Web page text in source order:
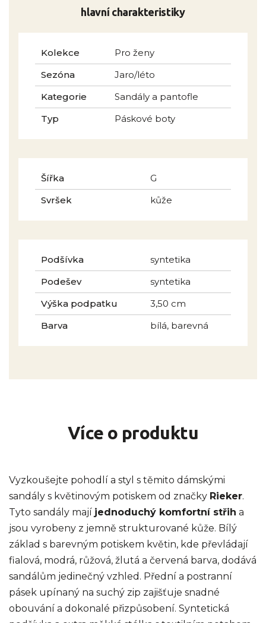
hlavní charakteristiky
Kolekce
Pro ženy
Sezóna
Jaro/léto
Kategorie
Sandály a pantofle
Typ
Páskové boty
Šířka
G
Svršek
kůže
Podšívka
syntetika
Podešev
syntetika
Výška podpatku
3,50 cm
Barva
bílá, barevná
Více o produktu
Vyzkoušejte pohodlí a styl s těmito dámskými
sandály s květinovým potiskem od značky Rieker.
Tyto sandály mají jednoduchý komfortní střih a
jsou vyrobeny z jemně strukturované kůže. Bílý
základ s barevným potiskem květin, kde převládají
fialová, modrá, růžová, žlutá a červená barva, dodává
sandálům jedinečný vzhled. Přední a postranní
pásek upínaný na suchý zip zajišťuje snadné
obouvání a dokonalé přizpůsobení. Syntetická